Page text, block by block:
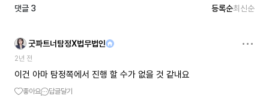
댓글 3 등록순최신순
굿파트너탐정X법무법인
2년 전
이건 아마 탐정쪽에서 진행 할 수가 없을 것 같내요
좋아요 답글달기